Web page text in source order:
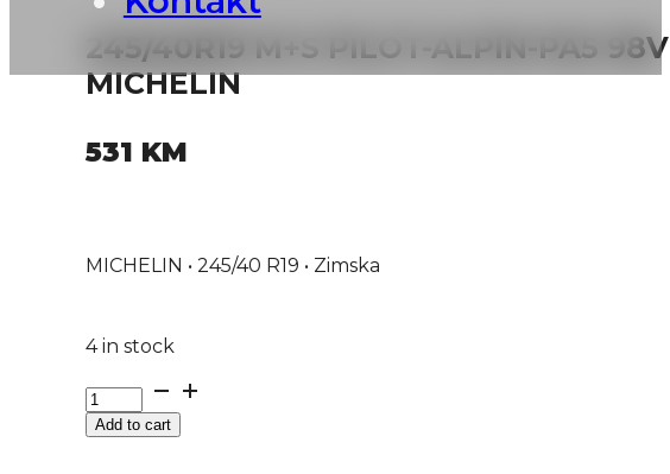
245/40R19 M+S PILOT-ALPIN-PA5 98V
MICHELIN
531 KM
MICHELIN • 245/40 R19 • Zimska
4 in stock
245/40R19
M+S
PILOT-
Add to cart